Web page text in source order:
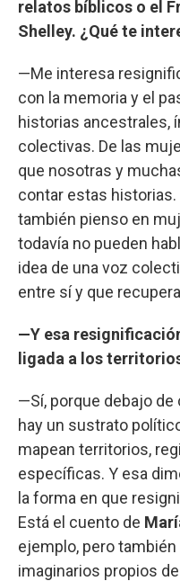
relatos bíblicos o el
Shelley. ¿Qué te
—Me interesa
con la memoria y el
historias ancestrales,
colectivas. De las
que nosotras y
contar estas historias.
también pienso en
todavía no pueden
idea de una voz
entre sí y que
—Y esa
ligada a los
—Sí, porque debajo
hay un sustrato
mapean territorios,
específicas. Y esa
la forma en que
Está el cuento de
ejemplo, pero
imaginarios propios